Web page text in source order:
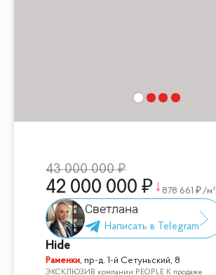
43 000 000
42 000 000 878 661 /м²
Светлана
Hide
Раменки,пр-д. 1-й Сетуньский, 8
ЭКСКЛЮЗИВ компании PEOPLE К продаже